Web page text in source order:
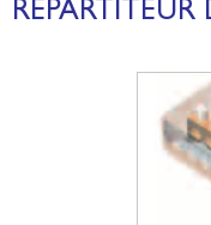
au
contenu
REPARTITEUR